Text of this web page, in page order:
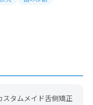
スタムメイド舌側矯正